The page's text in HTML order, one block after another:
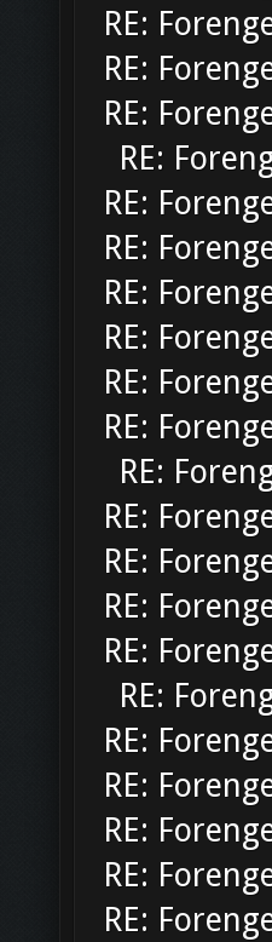
RE:
RE:
RE:
RE:
RE:
RE:
RE:
RE:
RE:
RE:
RE:
RE:
RE:
RE:
RE:
RE:
RE:
RE:
RE:
RE:
RE: